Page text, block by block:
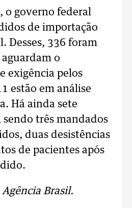
o governo federal
de importação
Desses, 336 foram
o
exigência pelos
estão em análise
Há ainda sete
três mandados
duas desistências
de pacientes após
Brasil.